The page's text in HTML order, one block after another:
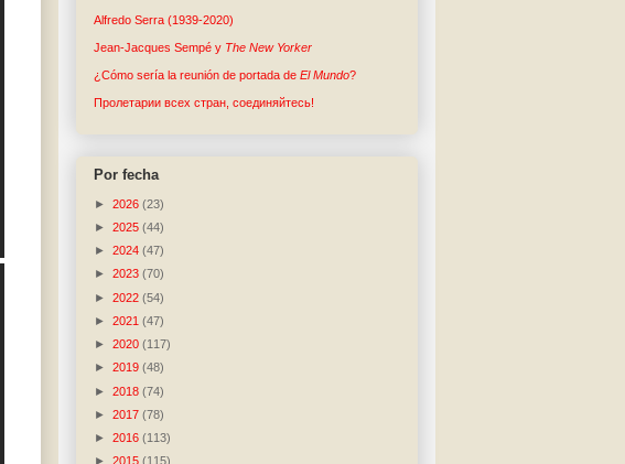
Alfredo Serra (1939-2020)
Jean-Jacques Sempé y The New Yorker
¿Cómo sería la reunión de portada de El Mundo?
Пролетарии всех стран, соединяйтесь!
Por fecha
► 2026 (23)
► 2025 (44)
► 2024 (47)
► 2023 (70)
► 2022 (54)
► 2021 (47)
► 2020 (117)
► 2019 (48)
► 2018 (74)
► 2017 (78)
► 2016 (113)
► 2015 (115)